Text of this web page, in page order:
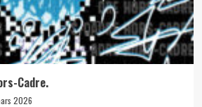
Cadre.
2026